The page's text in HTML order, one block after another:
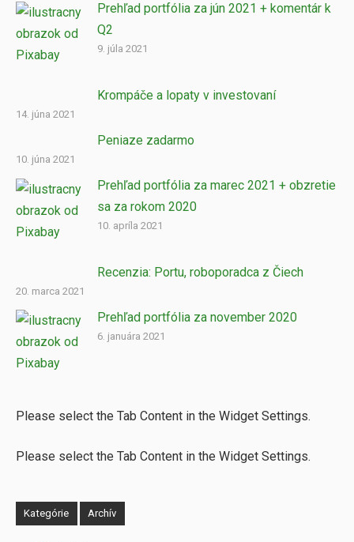
Prehľad portfólia za jún 2021 + komentár k
Q2
9. júla 2021
Krompáče a lopaty v investovaní
14. júna 2021
Peniaze zadarmo
10. júna 2021
Prehľad portfólia za marec 2021 + obzretie
sa za rokom 2020
10. apríla 2021
Recenzia: Portu, roboporadca z Čiech
20. marca 2021
Prehľad portfólia za november 2020
6. januára 2021
Please select the Tab Content in the Widget Settings.
Please select the Tab Content in the Widget Settings.
Kategórie Archív